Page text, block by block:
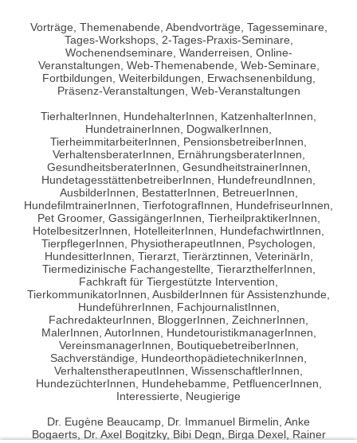
Vorträge, Themenabende, Abendvorträge, Tagesseminare,
Tages-Workshops, 2-Tages-Praxis-Seminare,
Wochenendseminare, Wanderreisen, Online-
Veranstaltungen, Web-Themenabende, Web-Seminare,
Fortbildungen, Weiterbildungen, Erwachsenenbildung,
Präsenz-Veranstaltungen, Web-Veranstaltungen
TierhalterInnen, HundehalterInnen, KatzenhalterInnen,
HundetrainerInnen, DogwalkerInnen,
TierheimmitarbeiterInnen, PensionsbetreiberInnen,
VerhaltensberaterInnen, ErnährungsberaterInnen,
GesundheitsberaterInnen, GesundheitstrainerInnen,
HundetagesstättenbetreiberInnen, HundefreundInnen,
AusbilderInnen, BestatterInnen, BetreuerInnen,
HundefilmtrainerInnen, TierfotografInnen, HundefriseurInnen,
Pet Groomer, GassigängerInnen, TierheilpraktikerInnen,
HotelbesitzerInnen, HotelleiterInnen, HundefachwirtInnen,
TierpflegerInnen, PhysiotherapeutInnen, Psychologen,
HundesitterInnen, Tierarzt, Tierärztinnen, VeterinärIn,
Tiermedizinische Fachangestellte, TierarzthelferInnen,
Fachkraft für Tiergestützte Intervention,
TierkommunikatorInnen, AusbilderInnen für Assistenzhunde,
HundeführerInnen, FachjournalistInnen,
FachredakteurInnen, BloggerInnen, ZeichnerInnen,
MalerInnen, AutorInnen, HundetouristikmanagerInnen,
VereinsmanagerInnen, BoutiquebetreiberInnen,
Sachverständige, HundeorthopädietechnikerInnen,
VerhaltenstherapeutInnen, WissenschaftlerInnen,
HundezüchterInnen, Hundehebamme, PetfluencerInnen,
Interessierte, Neugierige
Dr. Eugène Beaucamp, Dr. Immanuel Birmelin, Anke
Bogaerts, Dr. Axel Bogitzky, Bibi Degn, Birga Dexel, Rainer